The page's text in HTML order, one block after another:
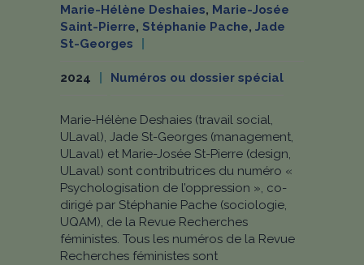
Marie-Hélène Deshaies, Marie-Josée
Saint-Pierre, Stéphanie Pache, Jade
St-Georges
2024 Numéros ou dossier spécial
Marie-Hélène Deshaies (travail social,
ULaval), Jade St-Georges (management,
ULaval) et Marie-Josée St-Pierre (design,
ULaval) sont contributrices du numéro «
Psychologisation de l’oppression », co-
dirigé par Stéphanie Pache (sociologie,
UQAM), de la Revue Recherches
féministes. Tous les numéros de la Revue
Recherches féministes sont